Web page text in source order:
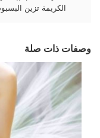
الكريمة تزين
وصفات ذات صلة